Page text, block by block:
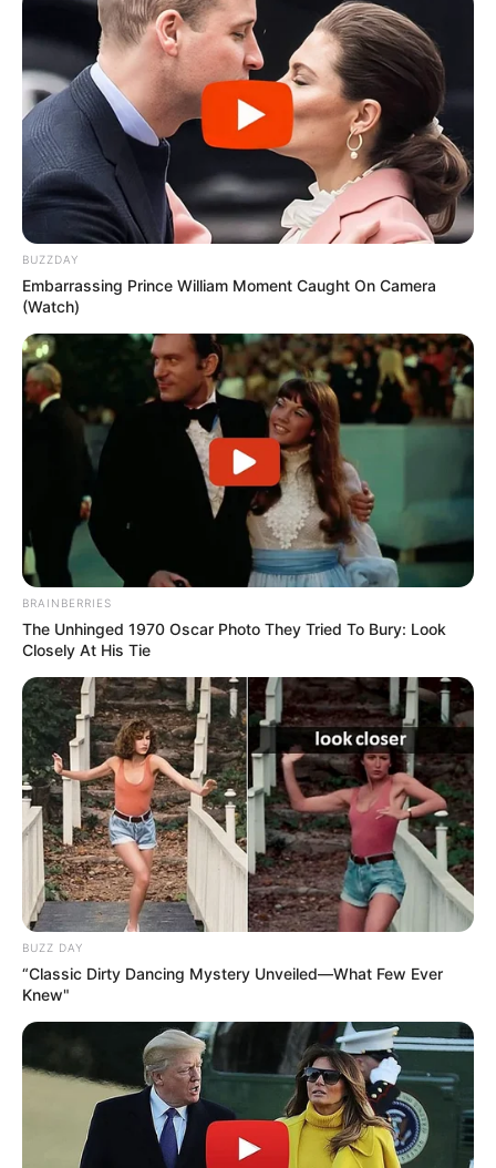
BUZZDAY
Embarrassing Prince William Moment Caught On Camera
(Watch)
BRAINBERRIES
The Unhinged 1970 Oscar Photo They Tried To Bury: Look
Closely At His Tie
BUZZ DAY
“Classic Dirty Dancing Mystery Unveiled—What Few Ever
Knew"